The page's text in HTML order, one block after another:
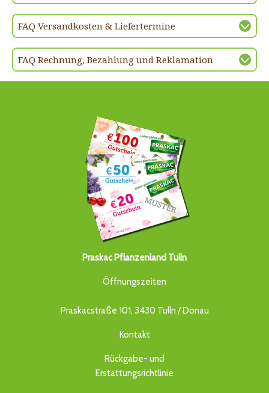
FAQ Versandkosten & Liefertermine
FAQ Rechnung, Bezahlung und Reklamation
Praskac Pflanzenland Tulln
Öffnungszeiten
Praskacstraße 101, 3430 Tulln / Donau
Kontakt
Rückgabe- und
Erstattungsrichtlinie